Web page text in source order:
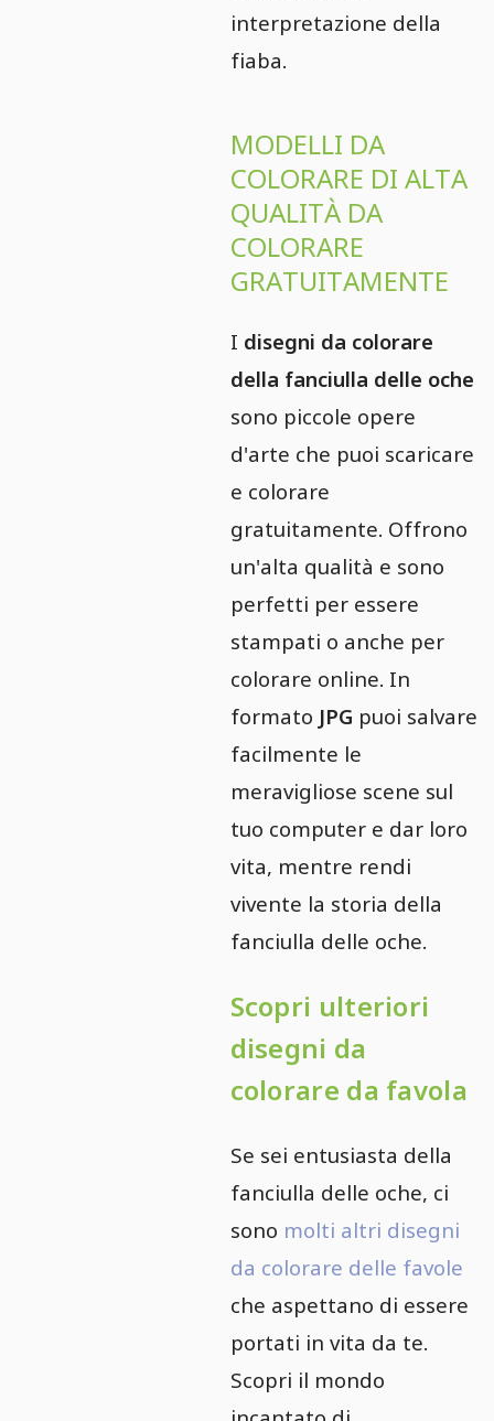
interpretazione della
fiaba.
MODELLI DA
COLORARE DI ALTA
QUALITÀ DA
COLORARE
GRATUITAMENTE
I disegni da colorare
della fanciulla delle oche
sono piccole opere
d'arte che puoi scaricare
e colorare
gratuitamente. Offrono
un'alta qualità e sono
perfetti per essere
stampati o anche per
colorare online. In
formato JPG puoi salvare
facilmente le
meravigliose scene sul
tuo computer e dar loro
vita, mentre rendi
vivente la storia della
fanciulla delle oche.
Scopri ulteriori
disegni da
colorare da favola
Se sei entusiasta della
fanciulla delle oche, ci
sono molti altri disegni
da colorare delle favole
che aspettano di essere
portati in vita da te.
Scopri il mondo